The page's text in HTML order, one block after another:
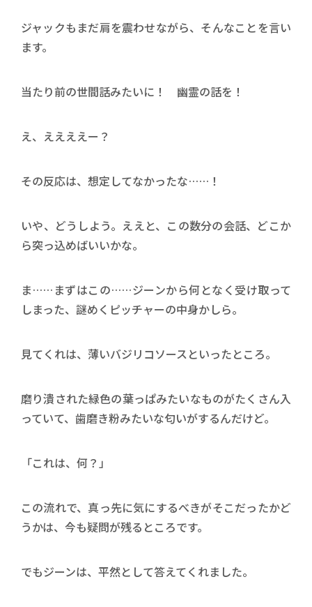
ジャックもまだ肩を震わせながら、そんなことを言い
ます。
当たり前の世間話みたいに！ 幽霊の話を！
え、ええええー？
その反応は、想定してなかったな……！
いや、どうしよう。ええと、この数分の会話、どこか
ら突っ込めばいいかな。
ま……まずはこの……ジーンから何となく受け取って
しまった、謎めくピッチャーの中身かしら。
見てくれは、薄いバジリコソースといったところ。
磨り潰された緑色の葉っぱみたいなものがたくさん入
っていて、歯磨き粉みたいな匂いがするんだけど。
「これは、何？」
この流れで、真っ先に気にするべきがそこだったかど
うかは、今も疑問が残るところです。
でもジーンは、平然として答えてくれました。